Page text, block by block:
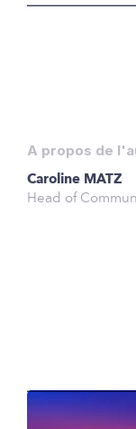
A propos de
Caroline MATZ
Head of